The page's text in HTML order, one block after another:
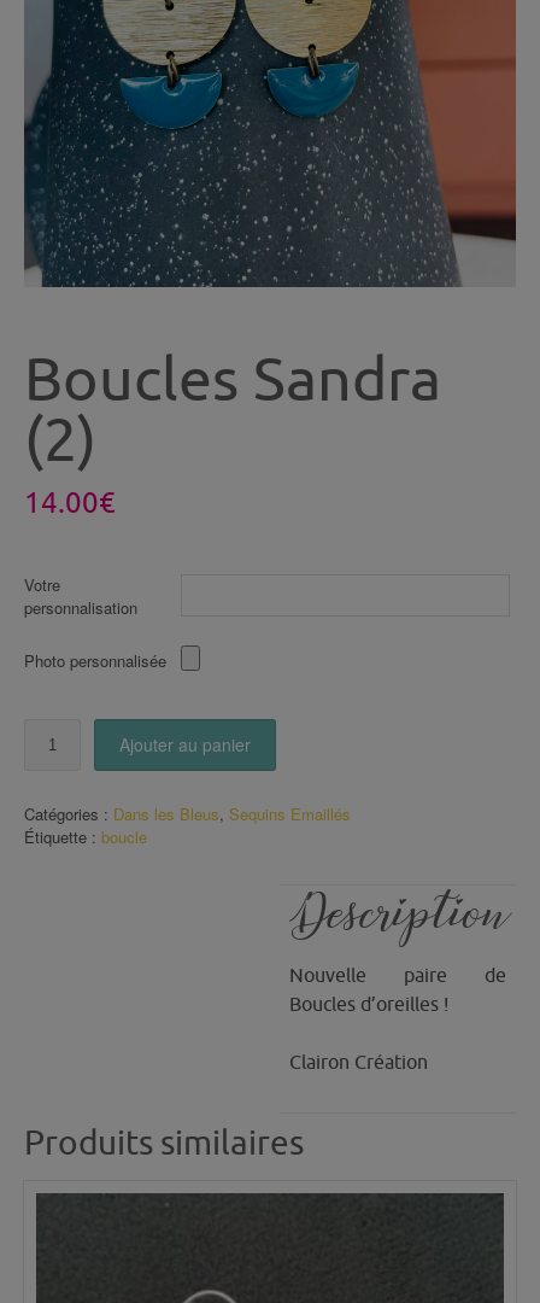
Boucles Sandra
(2)
14.00€
Votre
personnalisation
Photo personnalisée
(2)
Ajouter au panier
Catégories : Dans les Bleus, Sequins Emaillés
Étiquette : boucle
Description
Nouvelle paire de
Boucles d’oreilles !
Clairon Création
Produits similaires